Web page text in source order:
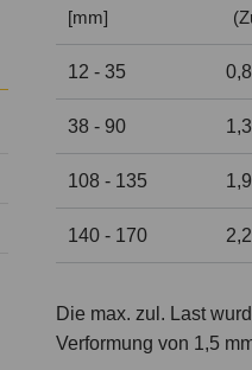
[mm]
12 - 35
38 - 90
108 - 135
140 - 170
Die max. zul. Last
Verformung von 1,5